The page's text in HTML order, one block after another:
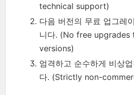
technical support)
다음 버전의 무료 업그레
니다. (No free upgrades
versions)
엄격하고 순수하게 비상
다. (Strictly non-